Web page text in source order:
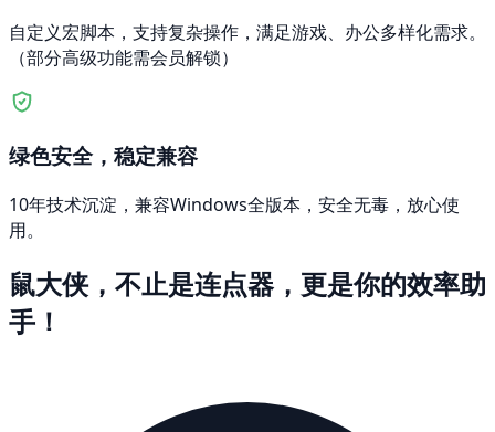
自定义宏脚本，支持复杂操作，满足游戏、办公多样化需求。
（部分高级功能需会员解锁）
绿色安全，稳定兼容
10年技术沉淀，兼容Windows全版本，安全无毒，放心使
用。
鼠大侠，不止是连点器，更是你的效率助
手！